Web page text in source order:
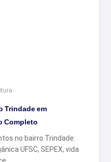
Trindade em
Completo
no bairro Trindade:
UFSC, SEPEX, vida